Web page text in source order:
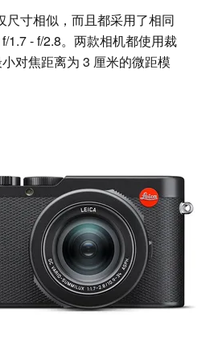
尺寸相似，而且都采用了相同
1.7 - f/2.8。两款相机都使用裁
对焦距离为 3 厘米的微距模